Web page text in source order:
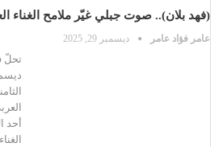
(فهد بلان).. صوت جبلي غيّر ملامح الغناء
عامر فؤاد عامر ديسمبر 29, 2025
تحلّ
أحد